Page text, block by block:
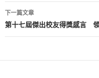
導
覽
下一篇文章
第十七屆傑出校友得獎感言